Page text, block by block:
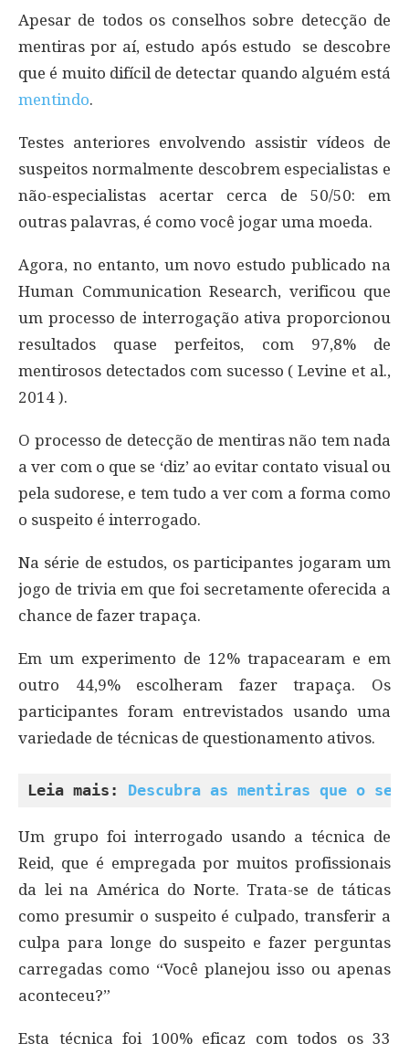
Apesar de todos os conselhos sobre detecção de
mentiras por aí, estudo após estudo se descobre
que é muito difícil de detectar quando alguém está
mentindo.
Testes anteriores envolvendo assistir vídeos de
suspeitos normalmente descobrem especialistas e
não-especialistas acertar cerca de 50/50: em
outras palavras, é como você jogar uma moeda.
Agora, no entanto, um novo estudo publicado na
Human Communication Research, verificou que
um processo de interrogação ativa proporcionou
resultados quase perfeitos, com 97,8% de
mentirosos detectados com sucesso ( Levine et al.,
2014 ).
O processo de detecção de mentiras não tem nada
a ver com o que se ‘diz’ ao evitar contato visual ou
pela sudorese, e tem tudo a ver com a forma como
o suspeito é interrogado.
Na série de estudos, os participantes jogaram um
jogo de trivia em que foi secretamente oferecida a
chance de fazer trapaça.
Em um experimento de 12% trapacearam e em
outro 44,9% escolheram fazer trapaça. Os
participantes foram entrevistados usando uma
variedade de técnicas de questionamento ativos.
Leia mais: Descubra as mentiras que o
Um grupo foi interrogado usando a técnica de
Reid, que é empregada por muitos profissionais
da lei na América do Norte. Trata-se de táticas
como presumir o suspeito é culpado, transferir a
culpa para longe do suspeito e fazer perguntas
carregadas como “Você planejou isso ou apenas
aconteceu?”
Esta técnica foi 100% eficaz com todos os 33